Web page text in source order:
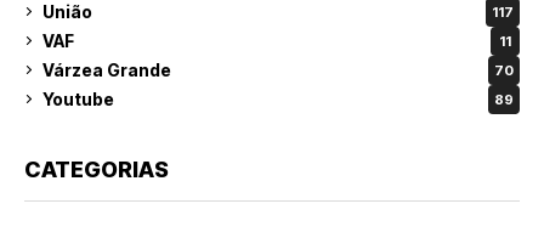
União 117
VAF 11
Várzea Grande 70
Youtube 89
CATEGORIAS